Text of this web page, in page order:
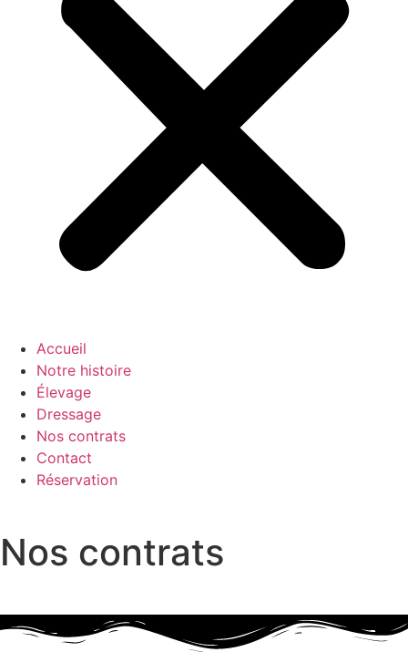
Accueil
Notre histoire
Élevage
Dressage
Nos contrats
Contact
Réservation
Nos contrats